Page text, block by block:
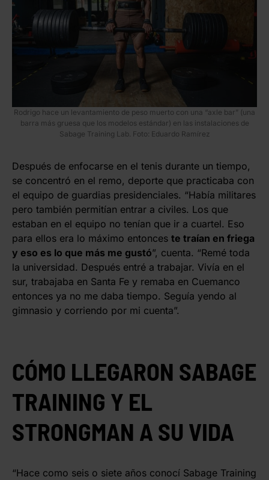
Rodrigo hace un levantamiento de peso muerto con una “axle bar” (una
barra más gruesa que los modelos estándar) en las instalaciones de
Sabage Training Lab. Foto: Eduardo Ramírez
Después de enfocarse en el tenis durante un tiempo,
se concentró en el remo, deporte que practicaba con
el equipo de guardias presidenciales. “Había militares
pero también permitían entrar a civiles. Los que
estaban en el equipo no tenían que ir a cuartel. Eso
para ellos era lo máximo entonces te traían en friega
y eso es lo que más me gustó”, cuenta. “Remé toda
la universidad. Después entré a trabajar. Vivía en el
sur, trabajaba en Santa Fe y remaba en Cuemanco
entonces ya no me daba tiempo. Seguía yendo al
gimnasio y corriendo por mi cuenta”.
CÓMO LLEGARON SABAGE
TRAINING Y EL
STRONGMAN A SU VIDA
“Hace como seis o siete años conocí Sabage Training